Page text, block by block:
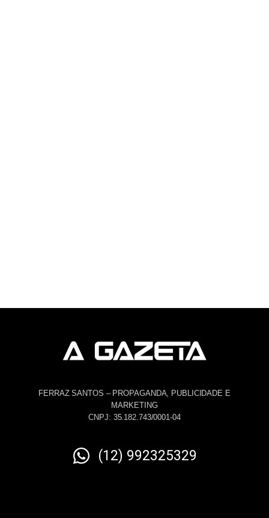
FERRAZ SANTOS – PROPAGANDA, PUBLICIDADE E
MARKETING
CNPJ: 35.182.743/0001-04
(12) 992325329